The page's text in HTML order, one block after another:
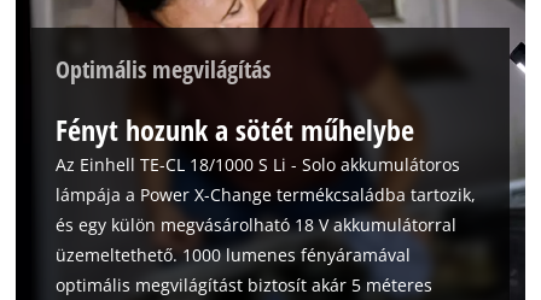
A Google Maps szolgáltatás betöltéséhez
szükségünk van az Ön jóváhagyására!
This content is not permitted to load due
visitor. The website owner needs to setup
the site with their CMP to add this content
to the list of technologies used.
Powered byUsercentrics Consent
Management Platform
Optimális megvilágítás
Fényt hozunk a sötét műhelybe
Az Einhell TE-CL 18/1000 S Li - Solo akkumulátoros
lámpája a Power X-Change termékcsaládba tartozik,
és egy külön megvásárolható 18 V akkumulátorral
üzemeltethető. 1000 lumenes fényáramával
optimális megvilágítást biztosít akár 5 méteres